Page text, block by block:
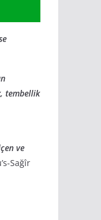
tembellik
ve
Sağîr